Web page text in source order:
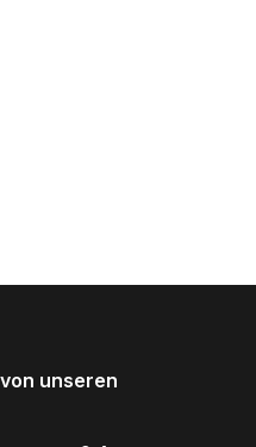
unseren